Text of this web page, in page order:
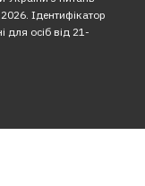
Ідентифікатор
для осіб від 21-